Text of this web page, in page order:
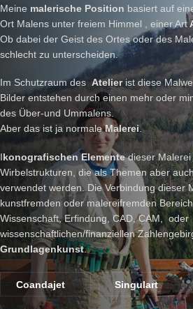
Meine malerische Position basiert auf
Ort Malens unter freiem Himmel , einer Art
Ob dabei der Geist des Ortes oder des
schlecht zu unterscheiden.
Im Schutzraum desAtelierist diese
Bilder entstehen durch einen mehr oder
des Über-und Ummalens.
Aber das ist ja normaleMalerei.
Ikonografischen Elementedieser Malerei
Wirbelstrukturen, die als Themen aber
verwendet werden. Die Verbindung dieser
kunstfremden oder malereifremden
Wissenschaft, Erfindung, CAD, CAM, oder
wissenschaftlichen/finanziellen
Grundlagenkunst.
Coandajet Singulart